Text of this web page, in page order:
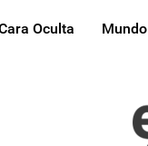
Oculta Mundo